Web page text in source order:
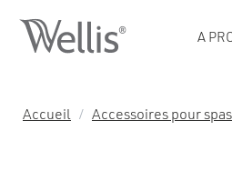
A
Accueil / Accessoires pour spas